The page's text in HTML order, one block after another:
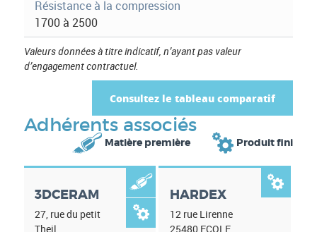
Résistance à la compression
1700 à 2500
Valeurs données à titre indicatif, n’ayant pas valeur
d’engagement contractuel.
Consultez le tableau comparatif
 Matière première  Produit fini
Adhérents associés
3DCERAM


27, rue du petit
Theil
HARDEX

12 rue Lirenne
25480 ECOLE